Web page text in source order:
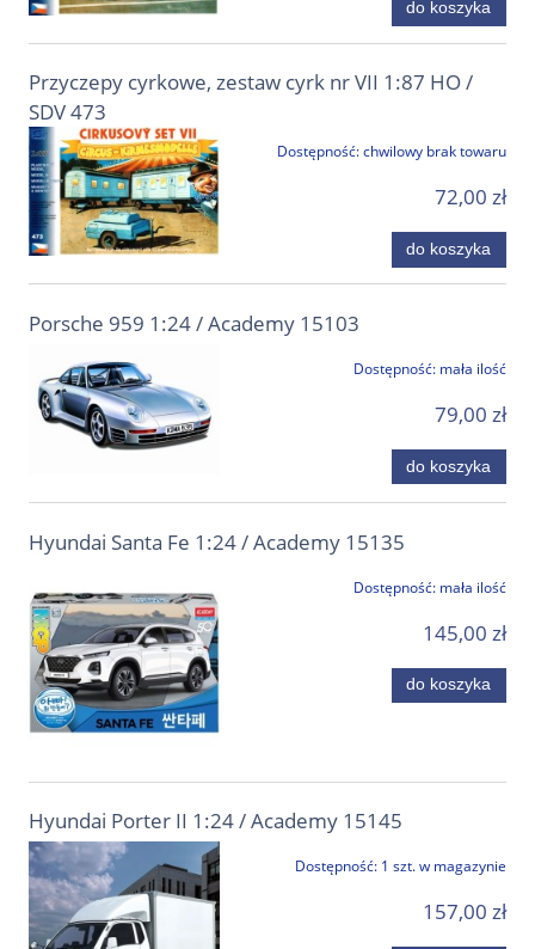
do koszyka
Przyczepy cyrkowe, zestaw cyrk nr VII 1:87 HO /
SDV 473
Dostępność:chwilowy brak towaru
72,00 zł
do koszyka
Porsche 959 1:24 / Academy 15103
Dostępność: mała ilość
79,00 zł
do koszyka
Hyundai Santa Fe 1:24 / Academy 15135
Dostępność: mała ilość
145,00 zł
do koszyka
Hyundai Porter II 1:24 / Academy 15145
Dostępność: 1 szt. w magazynie
157,00 zł